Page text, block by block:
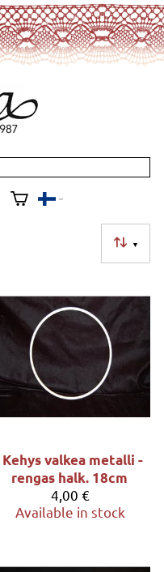
▼
Kehys valkea metalli -
rengas halk. 18cm
4,00 €
Available in stock